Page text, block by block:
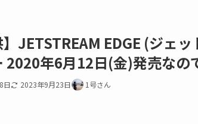
】JETSTREAM EDGE (ジェ
2020年6月12日(金)発売なの
日 2023年9月23日 1号さん